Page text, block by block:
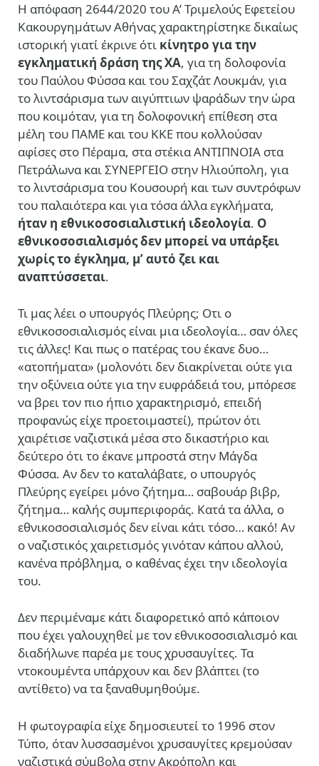
Η απόφαση 2644/2020 του Α’ Τριμελούς Εφετείου
Κακουργημάτων Αθήνας χαρακτηρίστηκε δικαίως
ιστορική γιατί έκρινε ότι κίνητρο για την
εγκληματική δράση της ΧΑ, για τη δολοφονία
του Παύλου Φύσσα και του Σαχζάτ Λουκμάν, για
το λιντσάρισμα των αιγύπτιων ψαράδων την ώρα
που κοιμόταν, για τη δολοφονική επίθεση στα
μέλη του ΠΑΜΕ και του ΚΚΕ που κολλούσαν
αφίσες στο Πέραμα, στα στέκια ΑΝΤΙΠΝΟΙΑ στα
Πετράλωνα και ΣΥΝΕΡΓΕΙΟ στην Ηλιούπολη, για
το λιντσάρισμα του Κουσουρή και των συντρόφων
του παλαιότερα και για τόσα άλλα εγκλήματα,
ήταν η εθνικοσοσιαλιστική ιδεολογία. Ο
εθνικοσοσιαλισμός δεν μπορεί να υπάρξει
χωρίς το έγκλημα, μ’ αυτό ζει και
αναπτύσσεται.
Τι μας λέει ο υπουργός Πλεύρης; Οτι ο
εθνικοσοσιαλισμός είναι μια ιδεολογία… σαν όλες
τις άλλες! Και πως ο πατέρας του έκανε δυο…
«ατοπήματα» (μολονότι δεν διακρίνεται ούτε για
την οξύνεια ούτε για την ευφράδειά του, μπόρεσε
να βρει τον πιο ήπιο χαρακτηρισμό, επειδή
προφανώς είχε προετοιμαστεί), πρώτον ότι
χαιρέτισε ναζιστικά μέσα στο δικαστήριο και
δεύτερο ότι το έκανε μπροστά στην Μάγδα
Φύσσα. Αν δεν το καταλάβατε, ο υπουργός
Πλεύρης εγείρει μόνο ζήτημα… σαβουάρ βιβρ,
ζήτημα… καλής συμπεριφοράς. Κατά τα άλλα, ο
εθνικοσοσιαλισμός δεν είναι κάτι τόσο… κακό! Αν
ο ναζιστικός χαιρετισμός γινόταν κάπου αλλού,
κανένα πρόβλημα, ο καθένας έχει την ιδεολογία
του.
Δεν περιμέναμε κάτι διαφορετικό από κάποιον
που έχει γαλουχηθεί με τον εθνικοσοσιαλισμό και
διαδήλωνε παρέα με τους χρυσαυγίτες. Τα
ντοκουμέντα υπάρχουν και δεν βλάπτει (το
αντίθετο) να τα ξαναθυμηθούμε.
Η φωτογραφία είχε δημοσιευτεί το 1996 στον
Τύπο, όταν λυσσασμένοι χρυσαυγίτες κρεμούσαν
ναζιστικά σύμβολα στην Ακρόπολη και